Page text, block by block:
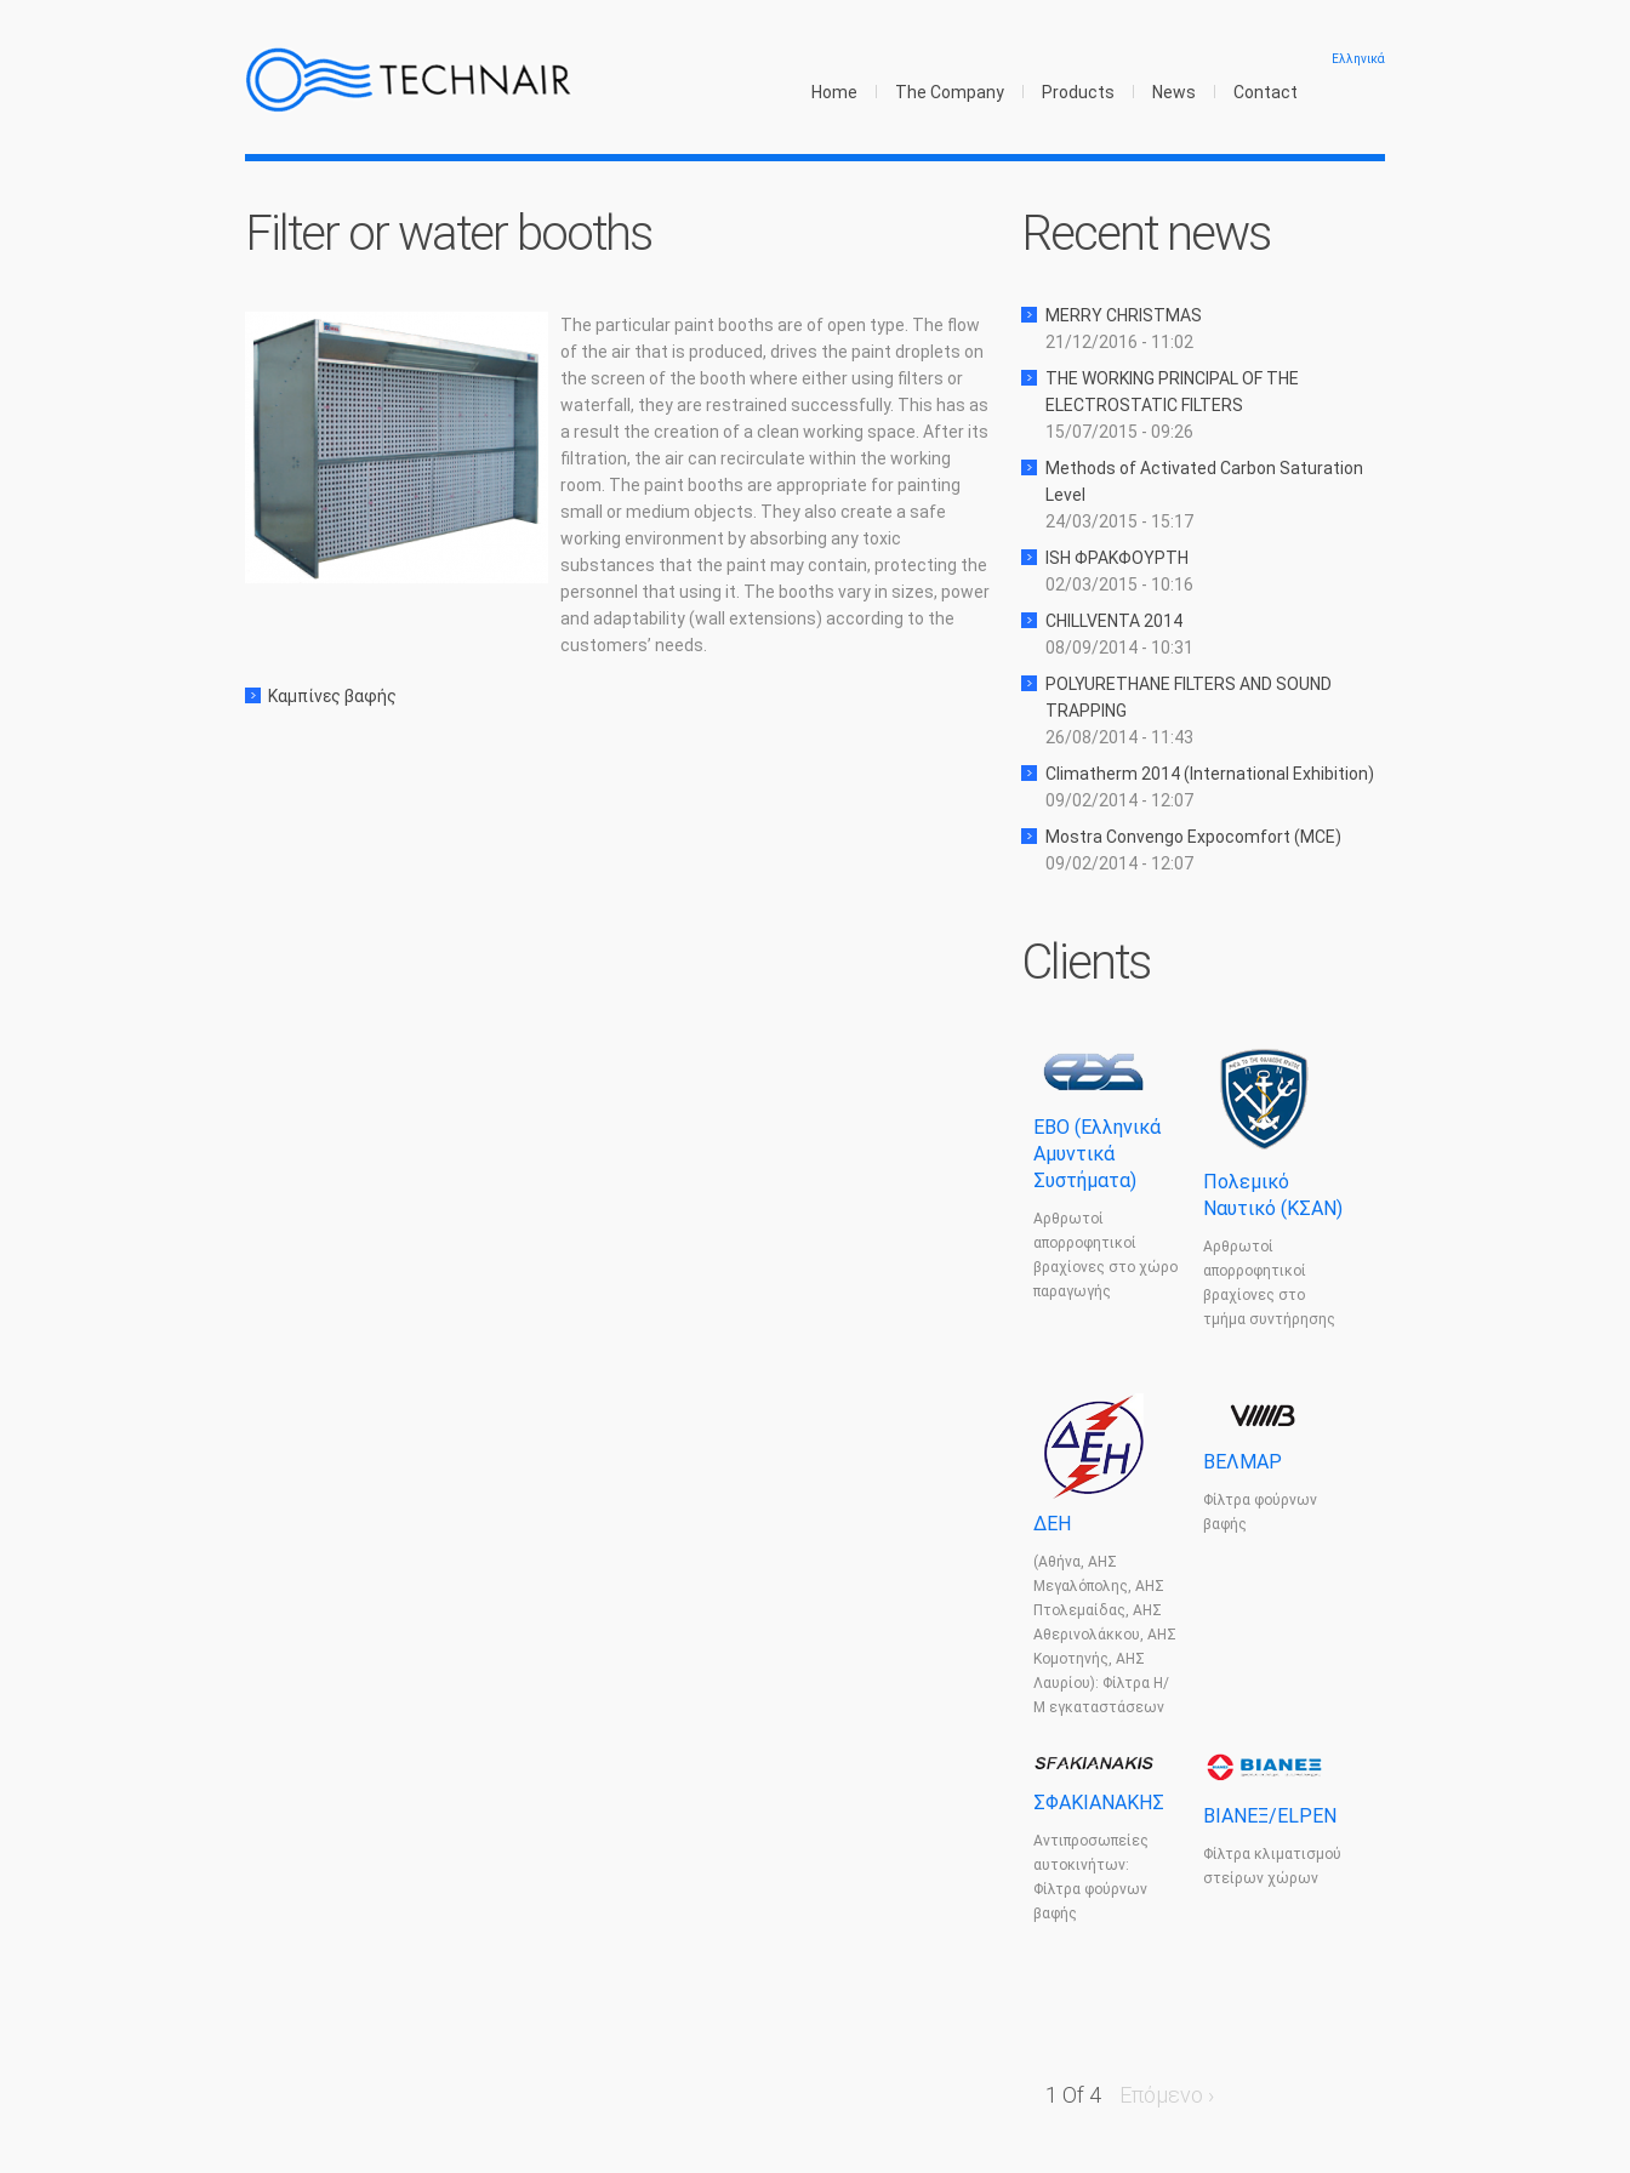
Ελληνικά
Home The Company Products News Contact
Filter or water booths
The particular paint booths are of open type. The flow
of the air that is produced, drives the paint droplets on
the screen of the booth where either using filters or
waterfall, they are restrained successfully. This has as
a result the creation of a clean working space. After its
filtration, the air can recirculate within the working
room. The paint booths are appropriate for painting
small or medium objects. They also create a safe
working environment by absorbing any toxic
substances that the paint may contain, protecting the
personnel that using it. The booths vary in sizes, power
and adaptability (wall extensions) according to the
customers’ needs.
Καμπίνες βαφής
Recent news
MERRY CHRISTMAS
21/12/2016 - 11:02
THE WORKING PRINCIPAL OF THE
ELECTROSTATIC FILTERS
15/07/2015 - 09:26
Methods of Activated Carbon Saturation
Level
24/03/2015 - 15:17
ISH ΦΡΑΚΦΟΥΡΤΗ
02/03/2015 - 10:16
CHILLVENTA 2014
08/09/2014 - 10:31
POLYURETHANE FILTERS AND SOUND
TRAPPING
26/08/2014 - 11:43
Climatherm 2014 (International Exhibition)
09/02/2014 - 12:07
Mostra Convengo Expocomfort (MCE)
09/02/2014 - 12:07
Clients
ΕΒΟ (Ελληνικά
Αμυντικά
Συστήματα)
Αρθρωτοί
απορροφητικοί
βραχίονες στο χώρο
παραγωγής
Πολεμικό
Ναυτικό (ΚΣΑΝ)
Αρθρωτοί
απορροφητικοί
βραχίονες στο
τμήμα συντήρησης
ΔΕΗ
(Αθήνα, ΑΗΣ
Μεγαλόπολης, ΑΗΣ
Πτολεμαίδας, ΑΗΣ
Αθερινολάκκου, ΑΗΣ
Κομοτηνής, ΑΗΣ
Λαυρίου): Φίλτρα Η/
Μ εγκαταστάσεων
ΒΕΛΜΑΡ
Φίλτρα φούρνων
βαφής
ΣΦΑΚΙΑΝΑΚΗΣ
Αντιπροσωπείες
αυτοκινήτων:
Φίλτρα φούρνων
βαφής
ΒΙΑΝΕΞ/ELPEN
Φίλτρα κλιματισμού
στείρων χώρων
1 Of 4 Επόμενο ›